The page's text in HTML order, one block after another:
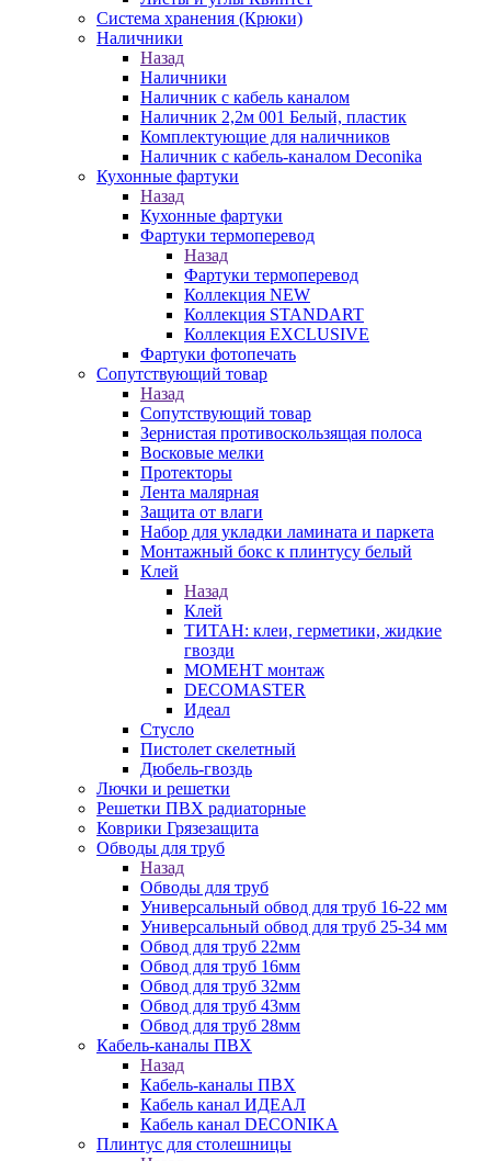
Система хранения (Крюки)
Наличники
Назад
Наличники
Наличник с кабель каналом
Наличник 2,2м 001 Белый, пластик
Комплектующие для наличников
Наличник с кабель-каналом Deconika
Кухонные фартуки
Назад
Кухонные фартуки
Фартуки термоперевод
Назад
Фартуки термоперевод
Коллекция NEW
Коллекция STANDART
Коллекция EXCLUSIVE
Фартуки фотопечать
Сопутствующий товар
Назад
Сопутствующий товар
Зернистая противоскользящая полоса
Восковые мелки
Протекторы
Лента малярная
Защита от влаги
Набор для укладки ламината и паркета
Монтажный бокс к плинтусу белый
Клей
Назад
Клей
ТИТАН: клеи, герметики, жидкие
гвозди
МОМЕНТ монтаж
DECOMASTER
Идеал
Стусло
Пистолет скелетный
Дюбель-гвоздь
Лючки и решетки
Решетки ПВХ радиаторные
Коврики Грязезащита
Обводы для труб
Назад
Обводы для труб
Универсальный обвод для труб 16-22 мм
Универсальный обвод для труб 25-34 мм
Обвод для труб 22мм
Обвод для труб 16мм
Обвод для труб 32мм
Обвод для труб 43мм
Обвод для труб 28мм
Кабель-каналы ПВХ
Назад
Кабель-каналы ПВХ
Кабель канал ИДЕАЛ
Кабель канал DECONIKA
Плинтус для столешницы